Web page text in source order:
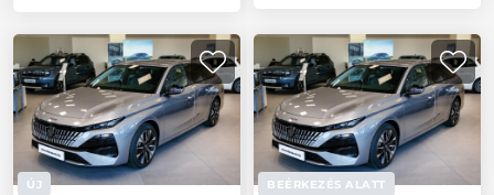
ÚJ BEÉRKEZÉS ALATT